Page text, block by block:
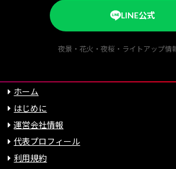
LINE公式
夜景・花火・夜桜・ライトアップ情
ホーム
はじめに
運営会社情報
代表プロフィール
利用規約